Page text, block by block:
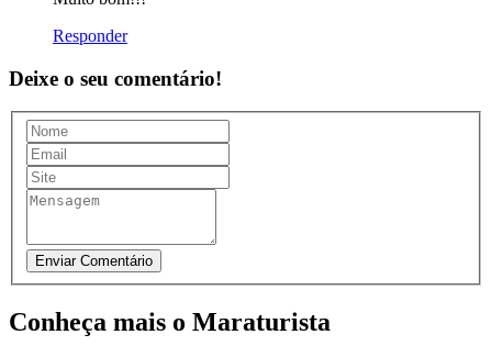
Responder
Deixe o seu comentário!
Conheça mais o Maraturista